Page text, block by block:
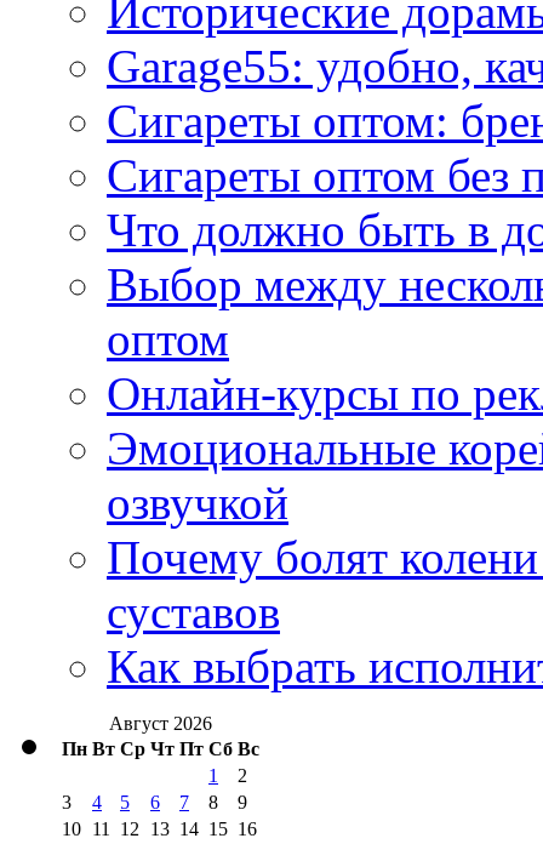
Исторические
Garage55: удобно,
Сигареты оптом:
Сигареты оптом без
Что должно быть в
Выбор между
оптом
Онлайн-курсы по
Эмоциональные
озвучкой
Почему болят
суставов
Как выбрать
Август 2026
Пн Вт Ср Чт Пт Сб Вс
1
2
3
4 5 6 7 8
9
10 11 12 13 14 15 16